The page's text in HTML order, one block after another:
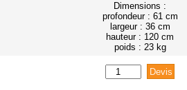
Dimensions :
profondeur : 61 cm
largeur : 36 cm
hauteur : 120 cm
poids : 23 kg